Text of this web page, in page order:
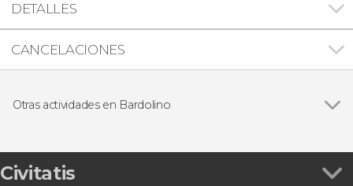
DETALLES
CANCELACIONES
Otras actividades en Bardolino
Visita a la almazara Olio Viola con cata de aceites
Paseo en barco por el lago de Garda
Civitatis